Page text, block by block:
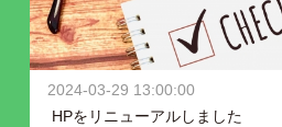
2024-03-29 13:00:00
HPをリニューアルしました